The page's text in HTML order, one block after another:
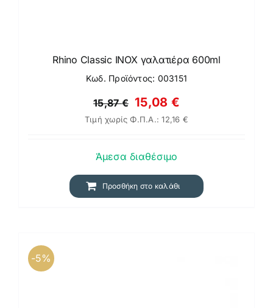
Rhino Classic ΙΝΟΧ γαλατιέρα 600ml
Κωδ. Προϊόντος: 003151
15,87€ Original
price
15,87 €.
15,08 €Η
τρέχουσα
15,08 €.
Τιμή χωρίς Φ.Π.Α.:12,16 €
Άμεσα διαθέσιμο
Προσθήκη στο καλάθι
-5%